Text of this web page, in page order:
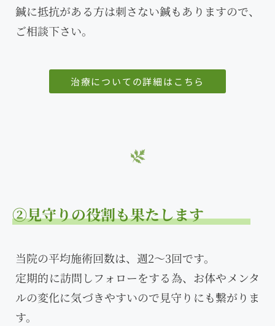
鍼に抵抗がある方は刺さない鍼もありますので、
ご相談下さい。
治療についての詳細はこちら
②見守りの役割も果たします
当院の平均施術回数は、週2〜3回です。
定期的に訪問しフォローをする為、お体やメンタ
ルの変化に気づきやすいので見守りにも繋がりま
す。